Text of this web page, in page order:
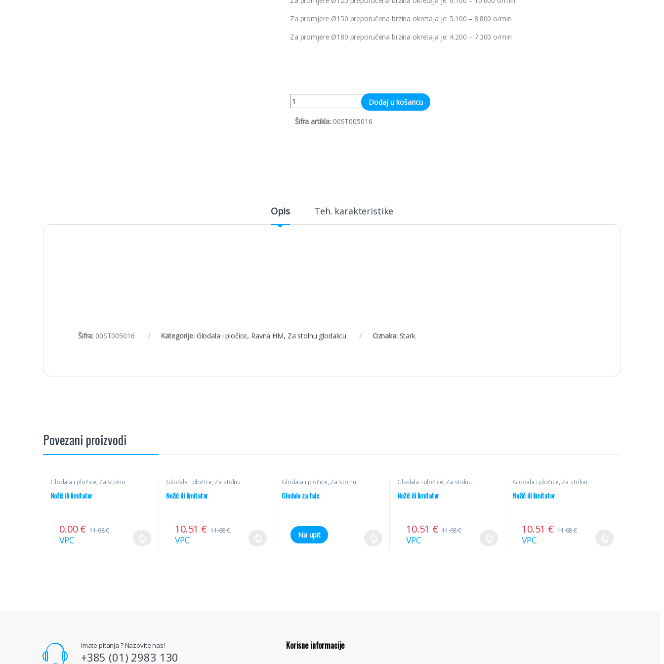
Za promjere Ø150 preporučena brzina okretaja je: 5.100 – 8.800 o/min
Za promjere Ø180 preporučena brzina okretaja je: 4.200 – 7.300 o/min
Quantity Dodaj u košaricu
Šifra artikla: 00ST005016
Opis Teh. karakteristike
Šifra: 00ST005016 Kategorije: Glodala i pločice, Ravna HM, Za stolnu glodalicu Oznaka: Stark
Povezani proizvodi
Glodala i pločice, Za stolnu
, Profilni noževi
Nožić ili limitator
0.00€ 11.68€
VPC
Glodala i pločice, Za stolnu
, Profilni noževi
Nožić ili limitator
10.51 € 11.68€
VPC
Glodala i pločice, Za stolnu
, Ravna HM
Glodalo za falc
Na upit
Glodala i pločice, Za stolnu
, Profilni noževi
Nožić ili limitator
10.51 € 11.68€
VPC
Glodala i pločice, Za stolnu
, Profilni noževi
Nožić ili limitator
10.51 € 11.68€
VPC
Imate pitanja ? Nazovite nas!
+385 (01) 2983 130
Korisne informacije